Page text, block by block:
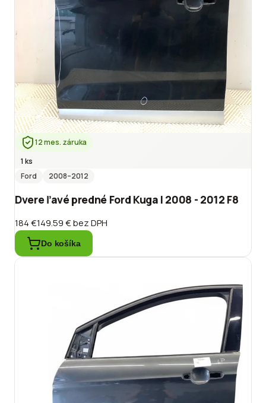
12 mes. záruka
1 ks
Ford
2008–2012
Dvere ľavé predné Ford Kuga I 2008 - 2012 F8
184 €149.59 €bez DPH
Do košíka